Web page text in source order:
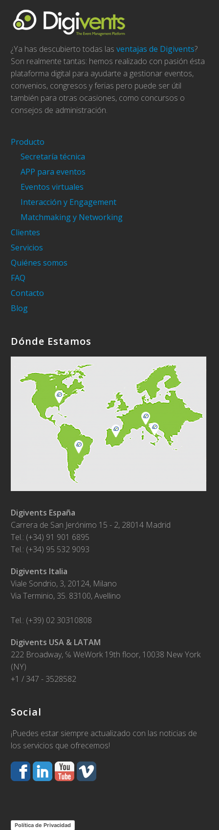
¿Ya has descubierto todas lasventajas de Digivents?
Son realmente tantas: hemos realizado con pasión ésta
plataforma digital para ayudarte a gestionar eventos,
convenios, congresos y ferias pero puede ser útil
también para otras ocasiones, como concursos o
consejos de administración.
Producto
Secretaría técnica
APP para eventos
Eventos virtuales
Interacción y Engagement
Matchmaking y Networking
Clientes
Servicios
Quiénes somos
FAQ
Contacto
Blog
Dónde Estamos
Digivents España
Carrera de San Jerónimo 15 - 2, 28014 Madrid
Tel.: (+34) 91 901 6895
Tel.: (+34) 95 532 9093
Digivents Italia
Viale Sondrio, 3, 20124, Milano
Via Terminio, 35. 83100, Avellino
Tel.: (+39) 02 30310808
Digivents USA & LATAM
222 Broadway, ℅ WeWork 19th floor, 10038 New York
(NY)
+1 / 347 - 3528582
Social
¡Puedes estar siempre actualizado con las noticias de
los servicios que ofrecemos!
Política de Privacidad